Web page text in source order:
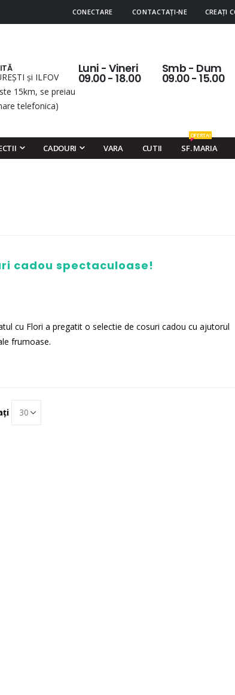
CONECTARE CONTACTAȚI-NE CREAȚI
și ILFOV
15km, se preiau
telefonica)
Luni - Vineri
09.00 - 18.00
Smb - Dum
09.00 - 15.00
CADOURI VARA CUTII SF. MARIA
OFERTA!
cadou spectaculoase!
cu Flori a pregatit o selectie de cosuri cadou cu ajutorul
frumoase.